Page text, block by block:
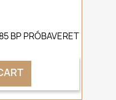
BP PRÓBAVERET